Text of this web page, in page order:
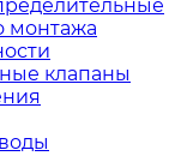
монтажа
клапаны